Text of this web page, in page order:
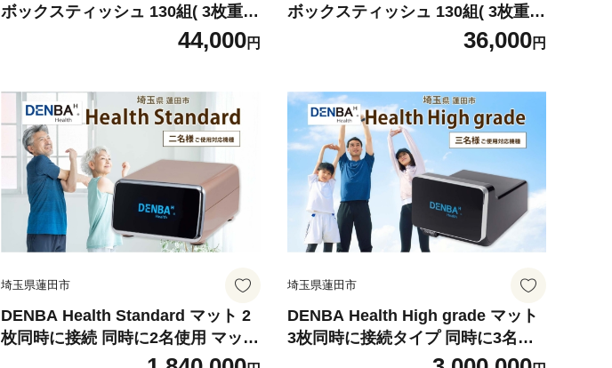
ボックスティッシュ 130組( 3枚重ね
)×15箱 河野製紙 ピーエイド シルク
40ロール やわらかい まとめ買い 備
災 埼玉県 蓮田市
44,000円
ボックスティッシュ 130組( 3枚重ね
)×15箱 河野製紙 アヴォンリーキー
ス 10箱 やわらかい まとめ買い 備
災 埼玉県 蓮田市
36,000円
埼玉県蓮田市
DENBA Health Standard マット 2
枚同時に接続 同時に2名使用 マット
敷くだけ 睡眠時 スリープテック 睡
埼玉県蓮田市
DENBA Health High grade マット
3枚同時に接続タイプ 同時に3名が
ご使用 敷くだけ 睡眠時 スリープテ